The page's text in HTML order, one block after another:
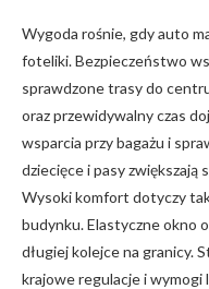
Wygoda rośnie, gdy auto
foteliki. Bezpieczeństwo
sprawdzone trasy do
oraz przewidywalny czas
wsparcia przy bagażu i
dziecięce i pasy zwiększają
Wysoki komfort dotyczy
budynku. Elastyczne okno
długiej kolejce na granicy.
krajowe regulacje i wymogi